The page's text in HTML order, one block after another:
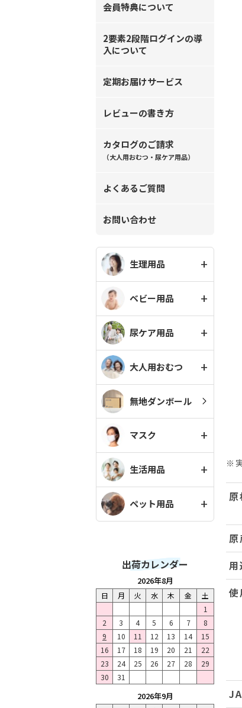
会員特典について
2要素2段階ログインの導
入について
定期お届けサービス
レビューの書き方
カタログのご請求
（大人用おむつ・尿ケア用品）
よくあるご質問
お問い合わせ
生理用品
ベビー用品
尿ケア用品
大人用おむつ
無地ダンボール
マスク
生活用品
ペット用品
出荷カレンダー
2026年8月
日 月 火 水 木 金
土
1
2
3 4 5 6 7
8
9
10 11 12 13 14
15
16
17 18 19 20 21
22
23
24 25 26 27 28
29
30
31
2026年9月
※
原
用
使